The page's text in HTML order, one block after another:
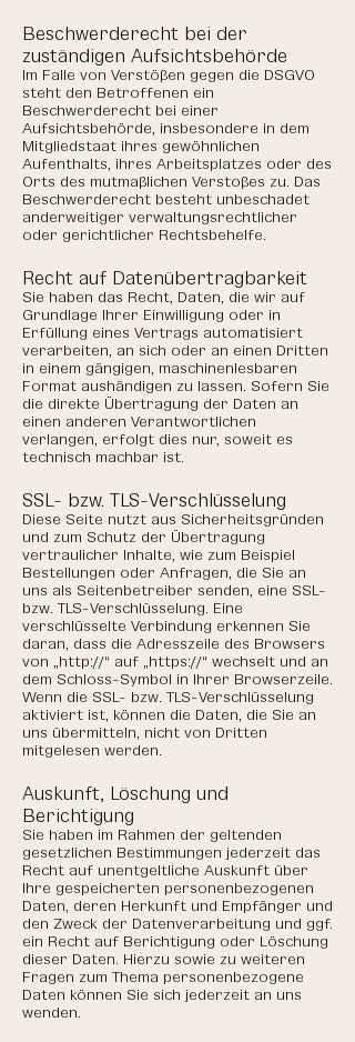
Beschwerde­recht bei der
zuständigen Aufsichts­behörde
Im Falle von Verstößen gegen die DSGVO
steht den Betroffenen ein
Beschwerderecht bei einer
Aufsichtsbehörde, insbesondere in dem
Mitgliedstaat ihres gewöhnlichen
Aufenthalts, ihres Arbeitsplatzes oder des
Orts des mutmaßlichen Verstoßes zu. Das
Beschwerderecht besteht unbeschadet
anderweitiger verwaltungsrechtlicher
oder gerichtlicher Rechtsbehelfe.
Recht auf Daten­übertrag­barkeit
Sie haben das Recht, Daten, die wir auf
Grundlage Ihrer Einwilligung oder in
Erfüllung eines Vertrags automatisiert
verarbeiten, an sich oder an einen Dritten
in einem gängigen, maschinenlesbaren
Format aushändigen zu lassen. Sofern Sie
die direkte Übertragung der Daten an
einen anderen Verantwortlichen
verlangen, erfolgt dies nur, soweit es
technisch machbar ist.
SSL- bzw. TLS-Verschlüsselung
Diese Seite nutzt aus Sicherheitsgründen
und zum Schutz der Übertragung
vertraulicher Inhalte, wie zum Beispiel
Bestellungen oder Anfragen, die Sie an
uns als Seitenbetreiber senden, eine SSL-
bzw. TLS-Verschlüsselung. Eine
verschlüsselte Verbindung erkennen Sie
daran, dass die Adresszeile des Browsers
von „http://“ auf „https://“ wechselt und an
dem Schloss-Symbol in Ihrer Browserzeile.
Wenn die SSL- bzw. TLS-Verschlüsselung
aktiviert ist, können die Daten, die Sie an
uns übermitteln, nicht von Dritten
mitgelesen werden.
Auskunft, Löschung und
Berichtigung
Sie haben im Rahmen der geltenden
gesetzlichen Bestimmungen jederzeit das
Recht auf unentgeltliche Auskunft über
Ihre gespeicherten personenbezogenen
Daten, deren Herkunft und Empfänger und
den Zweck der Datenverarbeitung und ggf.
ein Recht auf Berichtigung oder Löschung
dieser Daten. Hierzu sowie zu weiteren
Fragen zum Thema personenbezogene
Daten können Sie sich jederzeit an uns
wenden.